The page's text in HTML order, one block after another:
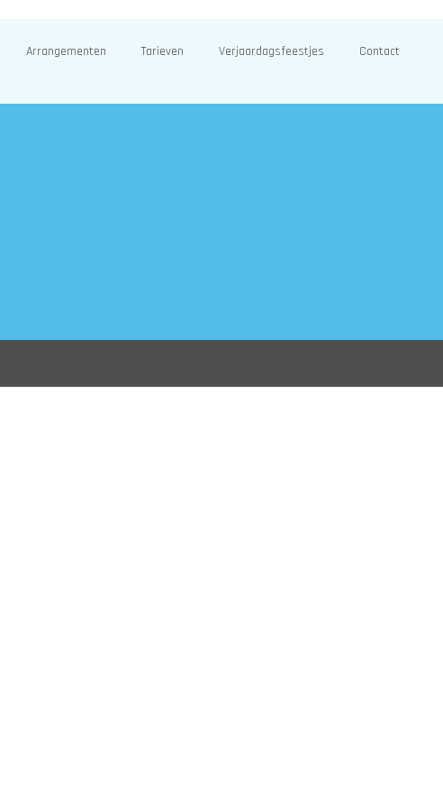
Arrangementen Tarieven Verjaardagsfeestjes Contact